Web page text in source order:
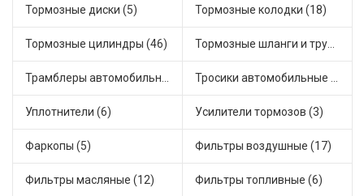
Тормозные диски (5) Тормозные колодки (18)
Тормозные цилиндры (46) Тормозные шланги и трубки (5)
Трамблеры автомобильные (40) Тросики автомобильные (23)
Уплотнители (6) Усилители тормозов (3)
Фаркопы (5) Фильтры воздушные (17)
Фильтры масляные (12) Фильтры топливные (6)